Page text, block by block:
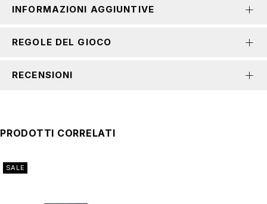
INFORMAZIONI AGGIUNTIVE
REGOLE DEL GIOCO
RECENSIONI
PRODOTTI CORRELATI
SALE